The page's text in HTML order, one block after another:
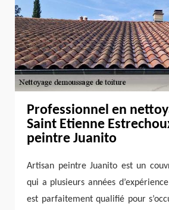
Professionnel en
Saint Etienne
peintre Juanito
Artisan peintre Juanito est un
qui a plusieurs années
est parfaitement qualifié pour